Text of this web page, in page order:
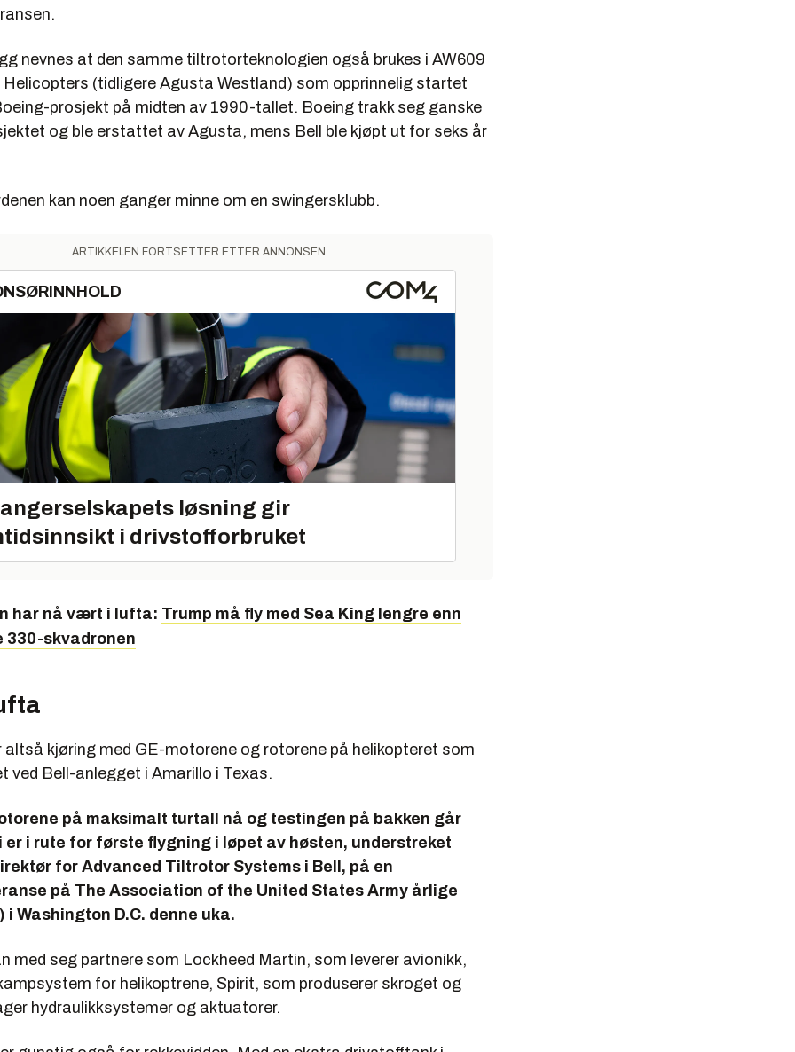
nevnes at den samme tiltrotorteknologien også brukes i AW609
(tidligere Agusta Westland) som opprinnelig startet
prosjekt på midten av 1990-tallet. Boeing trakk seg ganske
og ble erstattet av Agusta, mens Bell ble kjøpt ut for seks år
kan noen ganger minne om en swingersklubb.
ARTIKKELEN FORTSETTER ETTER ANNONSEN
løsning gir
i drivstofforbruket
har nå vært i lufta: Trump må fly med Sea King lengre enn
330-skvadronen
altså kjøring med GE-motorene og rotorene på helikopteret som
ved Bell-anlegget i Amarillo i Texas.
på maksimalt turtall nå og testingen på bakken går
er i rute for første flygning i løpet av høsten, understreket
for Advanced Tiltrotor Systems i Bell, på en
på The Association of the United States Army årlige
i Washington D.C. denne uka.
med seg partnere som Lockheed Martin, som leverer avionikk,
for helikoptrene, Spirit, som produserer skroget og
hydraulikksystemer og aktuatorer.